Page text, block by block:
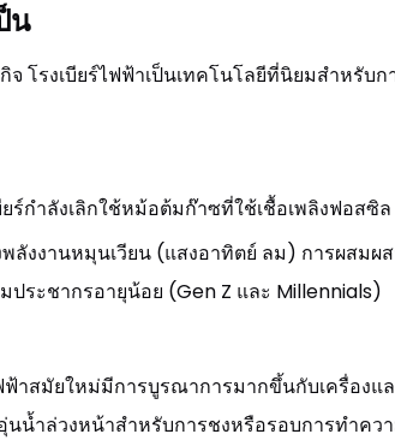
น
โรงเบียร์ไฟฟ้าเป็นเทคโนโลยีที่นิยมสำหรับก
กำลังเลิกใช้หม้อต้มก๊าซที่ใช้เชื้อเพลิงฟอสซิล
ลังงานหมุนเวียน (แสงอาทิตย์ ลม) การผสมผส
ระชากรอายุน้อย (Gen Z และ Millennials)
าสมัยใหม่มีการบูรณาการมากขึ้นกับเครื่องแ
น้ำล่วงหน้าสำหรับการชงหรือรอบการทำคว